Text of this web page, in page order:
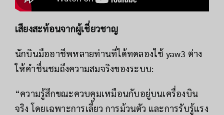
เสียงสะท้อนจากผู้เชี่ยวชาญ
นักบินมืออาชีพหลายท่านที่ได้ทดลองใช้ yaw3 ต่าง
ให้คำชื่นชมถึงความสมจริงของระบบ:
“ความรู้สึกขณะควบคุมเหมือนกับอยู่บนเครื่องบิน
จริง โดยเฉพาะการเลี้ยว การม้วนตัว และการรับรู้แรง